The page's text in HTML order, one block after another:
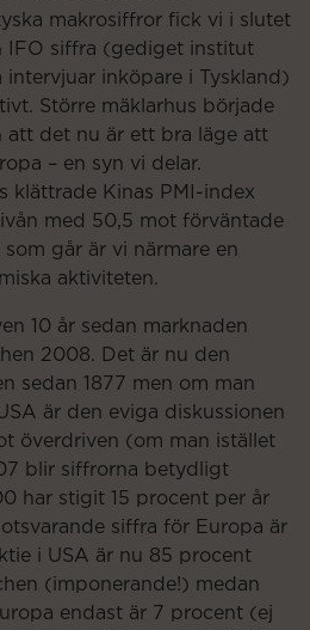
makrosiffror fick vi i slutet
IFO siffra (gediget institut
inköpare i Tyskland)
Större mäklarhus började
att det nu är ett bra läge att
– en syn vi delar.
klättrade Kinas PMI-index
med 50,5 mot förväntade
går är vi närmare en
aktiviteten.
10 år sedan marknaden
2008. Det är nu den
sedan 1877 men om man
är den eviga diskussionen
överdriven (om man istället
blir siffrorna betydligt
har stigit 15 procent per år
siffra för Europa är
i USA är nu 85 procent
(imponerande!) medan
endast är 7 procent (ej